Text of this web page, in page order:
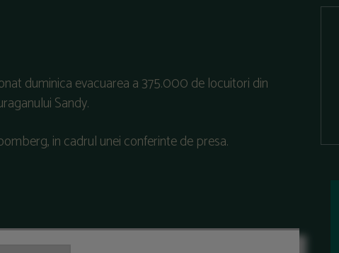
duminica evacuarea a 375.000 de locuitori din
Sandy.
in cadrul unei conferinte de presa.